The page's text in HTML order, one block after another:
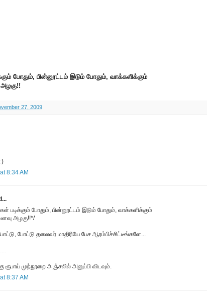
போதும், பின்னூட்டம் இடும் போதும், வாக்களிக்கும்
27, 2009
8:34 AM
படிக்கும் போதும், பின்னூட்டம் இடும் போதும், வாக்களிக்கும்
அழகு!!*/
போட்டு தலைவர் மாதிரியே பேச ஆரம்பிச்சிட்டீங்களே...
ரூபாய் முந்நூறை அஞ்சலில் அனுப்பி விடவும்.
8:37 AM